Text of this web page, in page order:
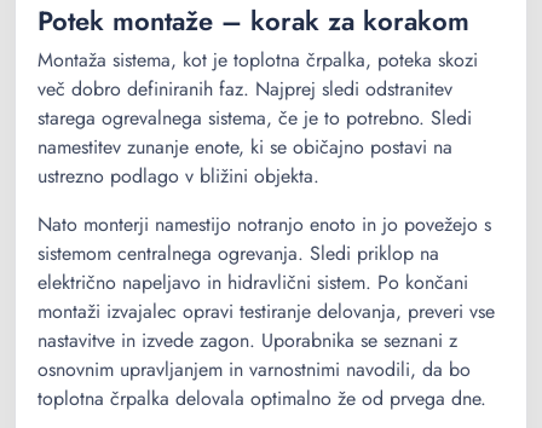
Potek montaže – korak za korakom
Montaža sistema, kot je toplotna črpalka, poteka skozi
več dobro definiranih faz. Najprej sledi odstranitev
starega ogrevalnega sistema, če je to potrebno. Sledi
namestitev zunanje enote, ki se običajno postavi na
ustrezno podlago v bližini objekta.
Nato monterji namestijo notranjo enoto in jo povežejo s
sistemom centralnega ogrevanja. Sledi priklop na
električno napeljavo in hidravlični sistem. Po končani
montaži izvajalec opravi testiranje delovanja, preveri vse
nastavitve in izvede zagon. Uporabnika se seznani z
osnovnim upravljanjem in varnostnimi navodili, da bo
toplotna črpalka delovala optimalno že od prvega dne.